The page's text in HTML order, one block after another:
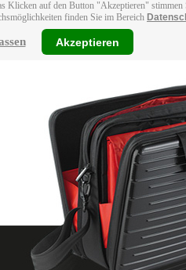
Klicken auf den Button "Akzeptieren"
finden Sie im Bereich
Akzeptieren